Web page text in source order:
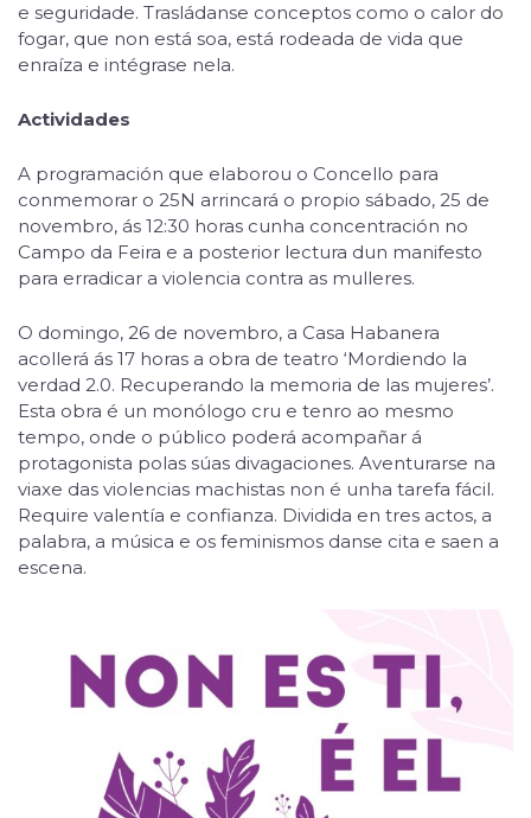
e seguridade. Trasládanse conceptos como o calor do
fogar, que non está soa, está rodeada de vida que
enraíza e intégrase nela.
Actividades
A programación que elaborou o Concello para
conmemorar o 25N arrincará o propio sábado, 25 de
novembro, ás 12:30 horas cunha concentración no
Campo da Feira e a posterior lectura dun manifesto
para erradicar a violencia contra as mulleres.
O domingo, 26 de novembro, a Casa Habanera
acollerá ás 17 horas a obra de teatro ‘Mordiendo la
verdad 2.0. Recuperando la memoria de las mujeres’.
Esta obra é un monólogo cru e tenro ao mesmo
tempo, onde o público poderá acompañar á
protagonista polas súas divagaciones. Aventurarse na
viaxe das violencias machistas non é unha tarefa fácil.
Require valentía e confianza. Dividida en tres actos, a
palabra, a música e os feminismos danse cita e saen a
escena.